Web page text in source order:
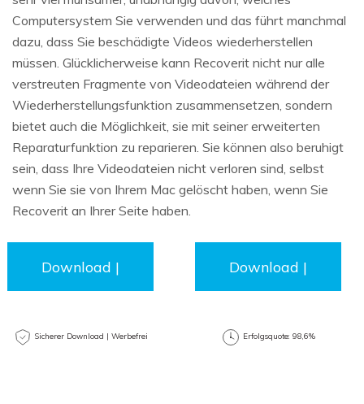
Computersystem Sie verwenden und das führt manchmal
dazu, dass Sie beschädigte Videos wiederherstellen
müssen. Glücklicherweise kann Recoverit nicht nur alle
verstreuten Fragmente von Videodateien während der
Wiederherstellungsfunktion zusammensetzen, sondern
bietet auch die Möglichkeit, sie mit seiner erweiterten
Reparaturfunktion zu reparieren. Sie können also beruhigt
sein, dass Ihre Videodateien nicht verloren sind, selbst
wenn Sie sie von Ihrem Mac gelöscht haben, wenn Sie
Recoverit an Ihrer Seite haben.
Download |
Sicherer Download | Werbefrei
Download |
Erfolgsquote: 98,6%